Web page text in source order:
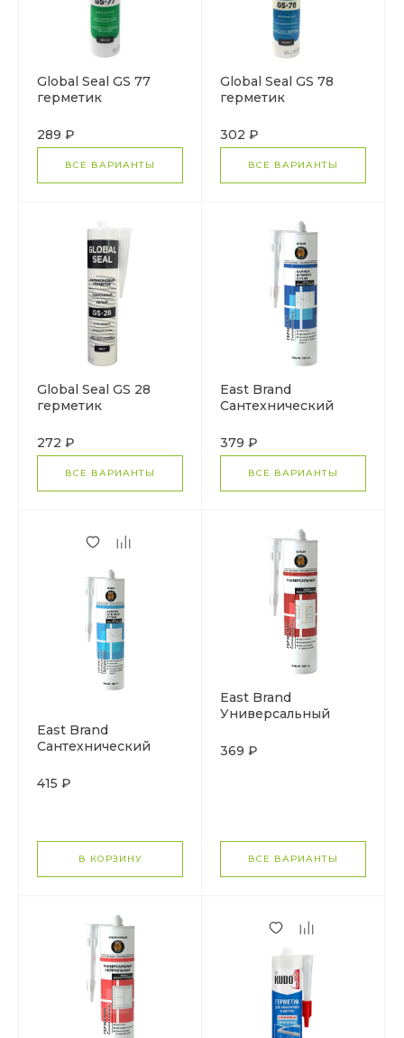
Global Seal GS 77
герметик
универсальный
289 ₽
ВСЕ ВАРИАНТЫ
Global Seal GS 78
герметик
санитарный
302 ₽
ВСЕ ВАРИАНТЫ
Global Seal GS 28
герметик
санитарный
272 ₽
ВСЕ ВАРИАНТЫ
East Brand
Сантехнический
силиконовый
кислотный
379 ₽
ВСЕ ВАРИАНТЫ
East Brand
Сантехнический
силиконовый
415 ₽
В КОРЗИНУ
East Brand
Универсальный
силиконовый
369 ₽
ВСЕ ВАРИАНТЫ